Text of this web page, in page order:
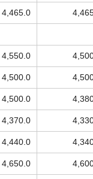
4,465.0
4,550.0
4,500.0
4,500.0
4,370.0
4,440.0
4,650.0